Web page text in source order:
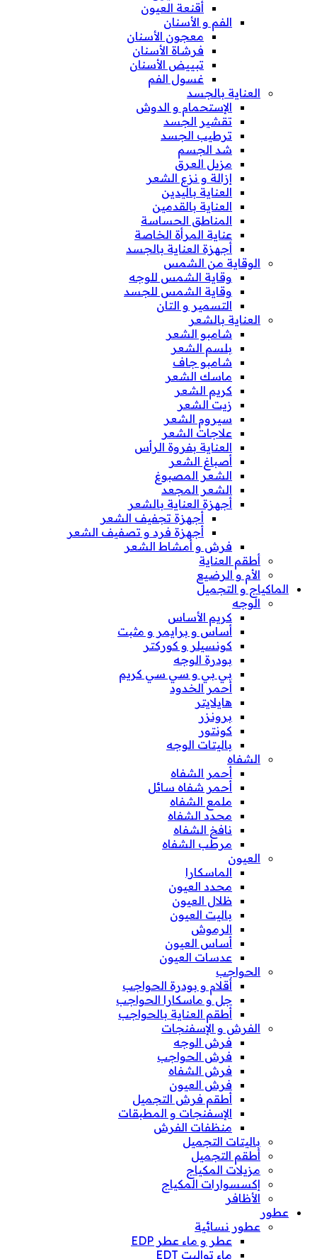
أقنعة العيون
الفم و الأسنان
معجون الأسنان
فرشاة الأسنان
تبييض الأسنان
غسول الفم
العناية بالجسد
الإستحمام و الدوش
تقشير الجسد
ترطيب الجسد
شد الجسم
مزيل العرق
إزالة و نزع الشعر
العناية باليدين
العناية بالقدمين
المناطق الحساسة
عناية المرأة الخاصة
أجهزة العناية بالجسد
الوقاية من الشمس
وقاية الشمس للوجه
وقاية الشمس للجسد
التسمير و التان
العناية بالشعر
شامبو الشعر
بلسم الشعر
شامبو جاف
ماسك الشعر
كريم الشعر
زيت الشعر
سيروم الشعر
علاجات الشعر
العناية بفروة الرأس
أصباغ الشعر
الشعر المصبوغ
الشعر المجعد
أجهزة العناية بالشعر
أجهزة تجفيف الشعر
أجهزة فرد و تصفيف الشعر
فرش و أمشاط الشعر
أطقم العناية
الأم و الرضيع
الماكياج و التجميل
الوجه
كريم الأساس
أساس و برايمر و مثبت
كونسيلر و كوركتر
بودرة الوجه
بي بي و سي سي كريم
أحمر الخدود
هايلايتر
برونزر
كونتور
باليتات الوجه
الشفاه
أحمر الشفاه
أحمر شفاه سائل
ملمع الشفاه
محدد الشفاه
نافخ الشفاه
مرطب الشفاه
العيون
الماسكارا
محدد العيون
ظلال العيون
باليت العيون
الرموش
أساس العيون
عدسات العيون
الحواجب
أقلام و بودرة الحواجب
جل و ماسكارا الحواجب
أطقم العناية بالحواجب
الفرش و الإسفنجات
فرش الوجه
فرش الحواجب
فرش الشفاه
فرش العيون
أطقم فرش التجميل
الإسفنجات و المطبقات
منظفات الفرش
باليتات التجميل
أطقم التجميل
مزيلات المكياج
إكسسوارات المكياج
الأظافر
عطور
عطور نسائية
عطر و ماء عطر EDP
ماء تواليت EDT